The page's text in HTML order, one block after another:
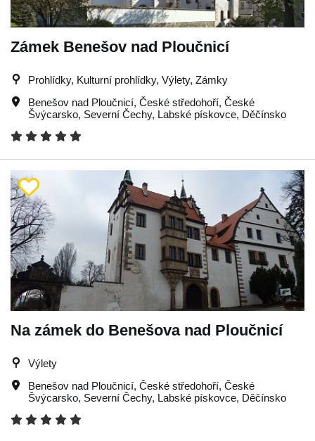
Zámek Benešov nad Ploučnicí
Prohlídky, Kulturní prohlídky, Výlety, Zámky
Benešov nad Ploučnicí, České středohoří, České
Švýcarsko, Severní Čechy, Labské pískovce, Děčínsko
Na zámek do Benešova nad Ploučnicí
Výlety
Benešov nad Ploučnicí, České středohoří, České
Švýcarsko, Severní Čechy, Labské pískovce, Děčínsko